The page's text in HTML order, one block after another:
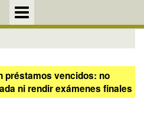
préstamos vencidos: no
ni rendir exámenes finales